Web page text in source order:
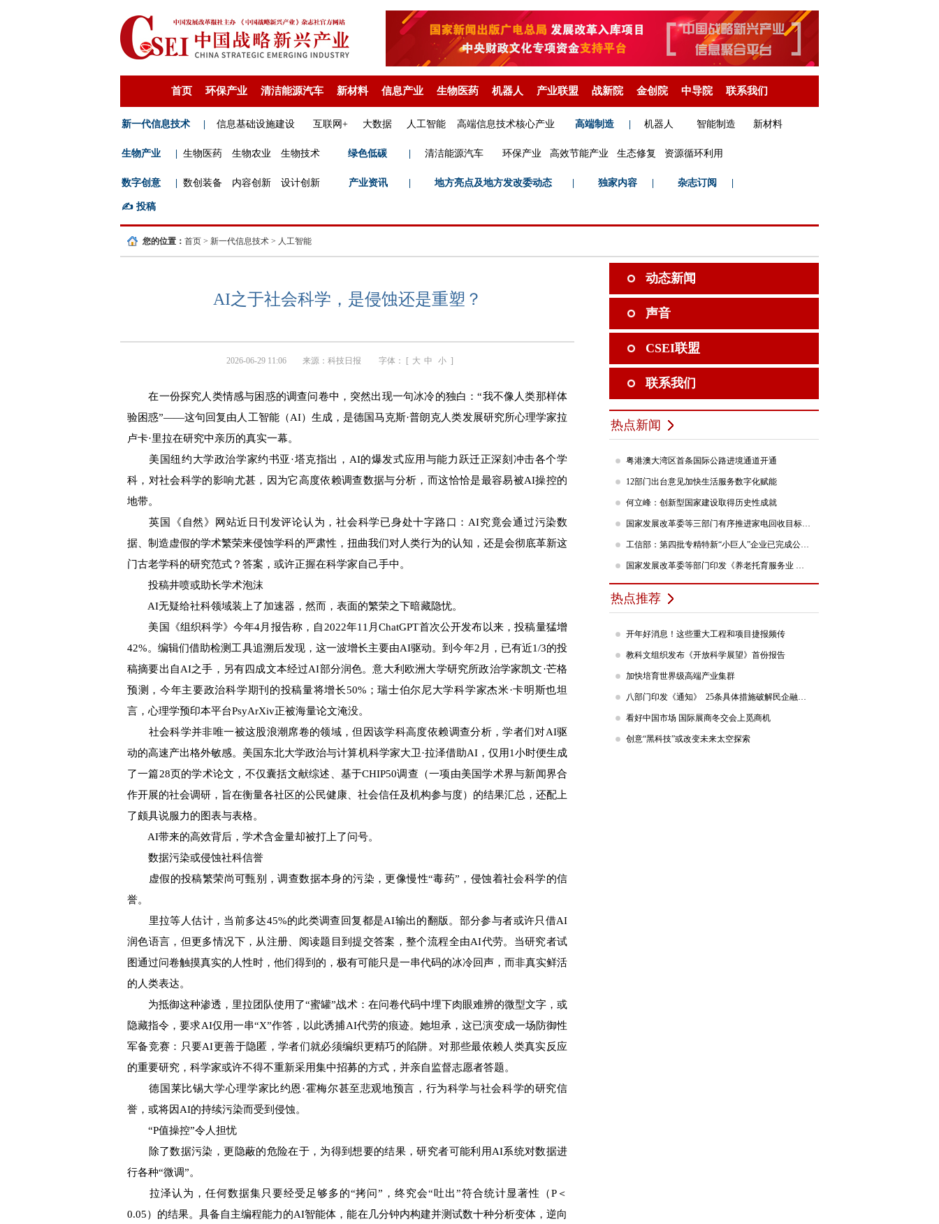
首页 环保产业 清洁能源汽车 新材料 信息产业 生物医药 机器人 产业联盟 战新院 金创院 中导院 联系我们
新一代信息技术 信息基础设施建设 互联网+ 大数据 人工智能 高端信息技术核心产业 高端制造 机器人 智能制造 新材料
生物产业 生物医药 生物农业 生物技术 绿色低碳 清洁能源汽车 环保产业 高效节能产业 生态修复 资源循环利用
数字创意 数创装备 内容创新 设计创新 产业资讯 地方亮点及地方发改委动态 独家内容 杂志订阅
✍️ 投稿
您的位置： 首页 > 新一代信息技术 > 人工智能
AI之于社会科学，是侵蚀还是重塑？
2026-06-29 11:06 来源： 科技日报 字体： [ 大 中 小 ]
在一份探究人类情感与困惑的调查问卷中，突然出现一句冰冷的独白：“我不像人类那样体
验困惑”——这句回复由人工智能（AI）生成，是德国马克斯·普朗克人类发展研究所心理学家拉
卢卡·里拉在研究中亲历的真实一幕。
美国纽约大学政治学家约书亚·塔克指出，AI的爆发式应用与能力跃迁正深刻冲击各个学
科，对社会科学的影响尤甚，因为它高度依赖调查数据与分析，而这恰恰是最容易被AI操控的
地带。
英国《自然》网站近日刊发评论认为，社会科学已身处十字路口：AI究竟会通过污染数
据、制造虚假的学术繁荣来侵蚀学科的严肃性，扭曲我们对人类行为的认知，还是会彻底革新这
门古老学科的研究范式？答案，或许正握在科学家自己手中。
投稿井喷或助长学术泡沫
AI无疑给社科领域装上了加速器，然而，表面的繁荣之下暗藏隐忧。
美国《组织科学》今年4月报告称，自2022年11月ChatGPT首次公开发布以来，投稿量猛增
42%。编辑们借助检测工具追溯后发现，这一波增长主要由AI驱动。到今年2月，已有近1/3的投
稿摘要出自AI之手，另有四成文本经过AI部分润色。意大利欧洲大学研究所政治学家凯文·芒格
预测，今年主要政治科学期刊的投稿量将增长50%；瑞士伯尔尼大学科学家杰米·卡明斯也坦
言，心理学预印本平台PsyArXiv正被海量论文淹没。
社会科学并非唯一被这股浪潮席卷的领域，但因该学科高度依赖调查分析，学者们对AI驱
动的高速产出格外敏感。美国东北大学政治与计算机科学家大卫·拉泽借助AI，仅用1小时便生成
了一篇28页的学术论文，不仅囊括文献综述、基于CHIP50调查（一项由美国学术界与新闻界合
作开展的社会调研，旨在衡量各社区的公民健康、社会信任及机构参与度）的结果汇总，还配上
了颇具说服力的图表与表格。
AI带来的高效背后，学术含金量却被打上了问号。
数据污染或侵蚀社科信誉
虚假的投稿繁荣尚可甄别，调查数据本身的污染，更像慢性“毒药”，侵蚀着社会科学的信
誉。
里拉等人估计，当前多达45%的此类调查回复都是AI输出的翻版。部分参与者或许只借AI
润色语言，但更多情况下，从注册、阅读题目到提交答案，整个流程全由AI代劳。当研究者试
图通过问卷触摸真实的人性时，他们得到的，极有可能只是一串代码的冰冷回声，而非真实鲜活
的人类表达。
为抵御这种渗透，里拉团队使用了“蜜罐”战术：在问卷代码中埋下肉眼难辨的微型文字，或
隐藏指令，要求AI仅用一串“X”作答，以此诱捕AI代劳的痕迹。她坦承，这已演变成一场防御性
军备竞赛：只要AI更善于隐匿，学者们就必须编织更精巧的陷阱。对那些最依赖人类真实反应
的重要研究，科学家或许不得不重新采用集中招募的方式，并亲自监督志愿者答题。
德国莱比锡大学心理学家比约恩·霍梅尔甚至悲观地预言，行为科学与社会科学的研究信
誉，或将因AI的持续污染而受到侵蚀。
“P值操控”令人担忧
除了数据污染，更隐蔽的危险在于，为得到想要的结果，研究者可能利用AI系统对数据进
行各种“微调”。
拉泽认为，任何数据集只要经受足够多的“拷问”，终究会“吐出”符合统计显著性（P＜
0.05）的结果。具备自主编程能力的AI智能体，能在几分钟内构建并测试数十种分析变体，逆向
动态新闻
声音
CSEI联盟
联系我们
热点新闻
粤港澳大湾区首条国际公路进境通道开通
12部门出台意见加快生活服务数字化赋能
何立峰：创新型国家建设取得历史性成就
国家发展改革委等三部门有序推进家电回收目标责任制行动
工信部：第四批专精特新“小巨人”企业已完成公示，民营企业占84%
国家发展改革委等部门印发《养老托育服务业 纾困扶持若干政策措施》的通知
热点推荐
开年好消息！这些重大工程和项目捷报频传
教科文组织发布《开放科学展望》首份报告
加快培育世界级高端产业集群
八部门印发《通知》 25条具体措施破解民企融资难题
看好中国市场 国际展商冬交会上觅商机
创意“黑科技”或改变未来太空探索